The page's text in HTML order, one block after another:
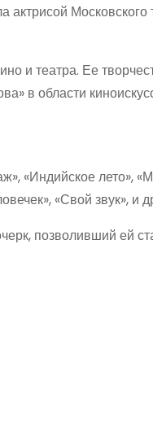
Московского
и театра. Ее
в области
«Индийское лето»,
«Свой звук», и
позволивший ей